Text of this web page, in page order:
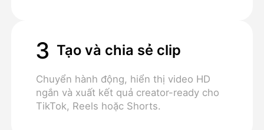
3 Tạo và chia sẻ clip
Chuyển hành động, hiển thị video HD
ngắn và xuất kết quả creator-ready cho
TikTok, Reels hoặc Shorts.